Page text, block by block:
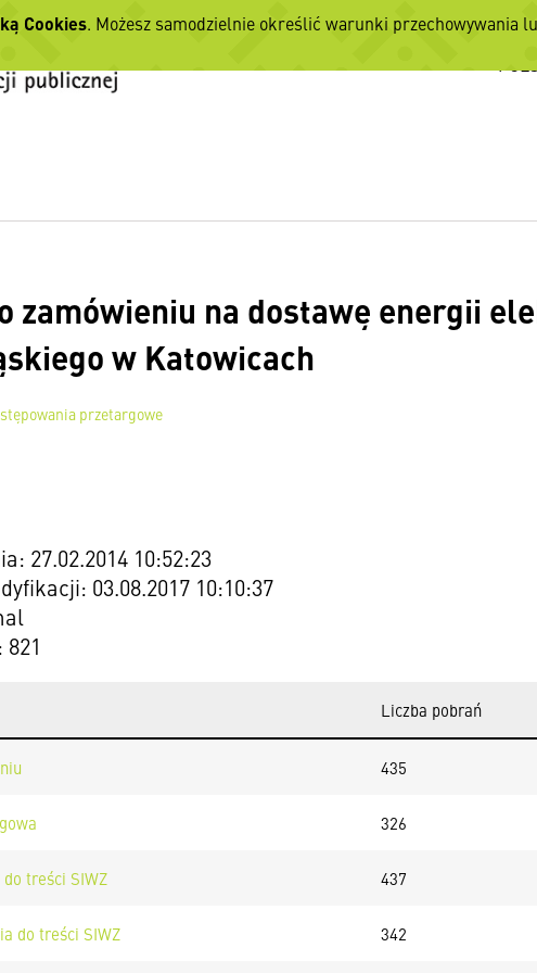
Wersje
zamówieniu na dostawę energii
w Katowicach
przetargowe
27.02.2014 10:52:23
03.08.2017 10:10:37
Liczba pobrań
435
326
treści SIWZ 437
do treści SIWZ 342
Cookies. Możesz samodzielnie określić warunki przechowywania